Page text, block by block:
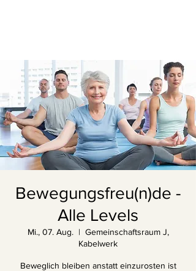
Bewegungsfreu(n)de -
Alle Levels
Mi., 07. Aug.
  |
Gemeinschaftsraum J,
Kabelwerk
Beweglich bleiben anstatt einzurosten ist